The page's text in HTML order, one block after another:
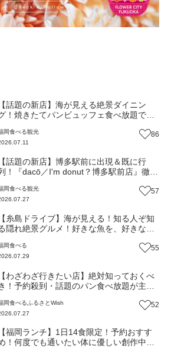
【話題の新店】海が見える絶景ダイニン
！焼きたてパンビュッフェ食べ放題で大
Cafe』（福岡・糸島市）【まち歩
】
岡食べる観光
86
【話題の新店】博多駅前に出現＆既に行
！『dacō／I'm donut？博多駅前店』徹底
み方＆イチオシメニューも紹介！（福岡
博多区）【まち歩き】
岡食べる観光
57
【糸島ドライブ】海が見える！知る人ぞ知
隠れ絶景グルメ！好きな魚を、好きなだ
』（福岡市西区）【まち歩き】
岡食べる
55
【わざわざ行きたい店】絶対知っておくべ
！予約殺到・話題のパン食べ放題が主
bound garden』（福岡・新宮町）【まち
き】
岡食べる ふるさとWish
52
【福岡ランチ】1日14食限定！予約おすす
！何度でも通いたい体に優しい創作中華